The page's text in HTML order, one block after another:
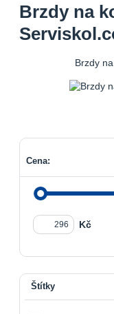
Brzdy na
Brzdy
Cena:
Kč
Štítky